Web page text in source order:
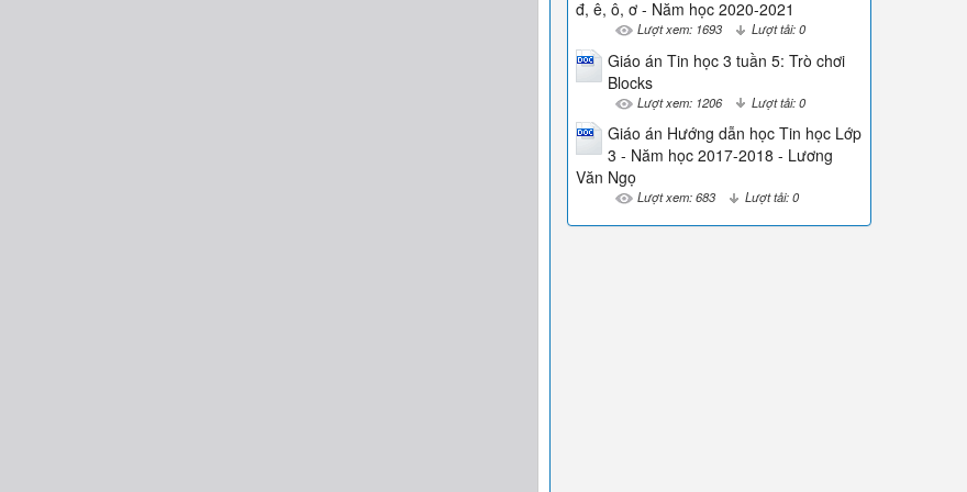
đ, ê, ô, ơ - Năm học 2020-2021
Lượt xem: 1693 Lượt tải: 0
Giáo án Tin học 3 tuần 5: Trò chơi
Blocks
Lượt xem: 1206 Lượt tải: 0
Giáo án Hướng dẫn học Tin học Lớp
3 - Năm học 2017-2018 - Lương
Văn Ngọ
Lượt xem: 683 Lượt tải: 0